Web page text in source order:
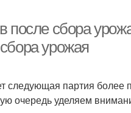
после сбора
урожая
следующая партия более
очередь уделяем